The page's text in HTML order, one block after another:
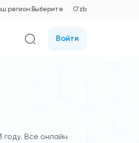
регион: Выберите O'zb
Войти
году. Все онлайн